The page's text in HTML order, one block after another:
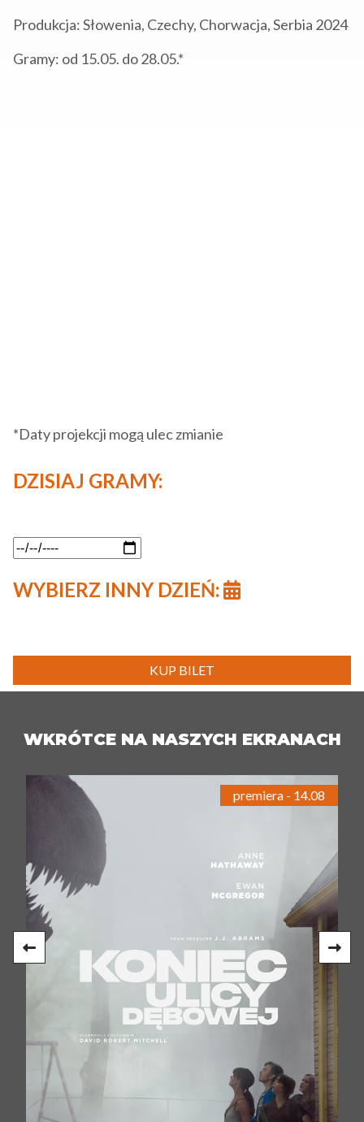
Produkcja: Słowenia, Czechy, Chorwacja, Serbia 2024
Gramy: od 15.05. do 28.05.*
*Daty projekcji mogą ulec zmianie
DZISIAJ GRAMY:
WYBIERZ INNY DZIEŃ:
KUP BILET
WKRÓTCE NA NASZYCH EKRANACH
premiera - 14.08